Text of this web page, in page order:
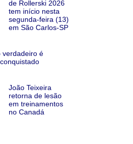
de Rollerski 2026
tem início nesta
segunda-feira (13)
em São Carlos-SP
verdadeiro é
João Teixeira
retorna de lesão
em treinamentos
no Canadá